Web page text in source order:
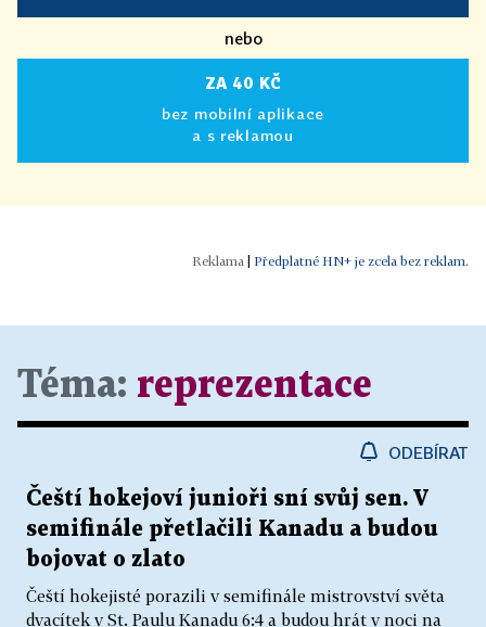
nebo
ZA 40 KČ
bez mobilní aplikace
a s reklamou
Předplatné HN+ je zcela bez reklam.
Téma: reprezentace
ODEBÍRAT
Čeští hokejoví junioři sní svůj sen. V
semifinále přetlačili Kanadu a budou
bojovat o zlato
Čeští hokejisté porazili v semifinále mistrovství světa
dvacítek v St. Paulu Kanadu 6:4 a budou hrát v noci na